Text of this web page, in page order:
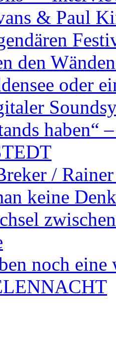
& Paul
den
oder
haben“
/
keine
noch